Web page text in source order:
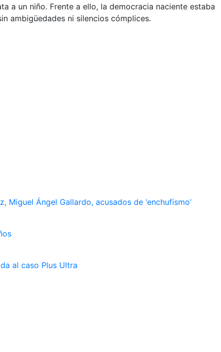
a un niño. Frente a ello, la democracia naciente estaba
ambigüedades ni silencios cómplices.
Ángel Gallardo, acusados de ‘enchufismo’
al caso Plus Ultra